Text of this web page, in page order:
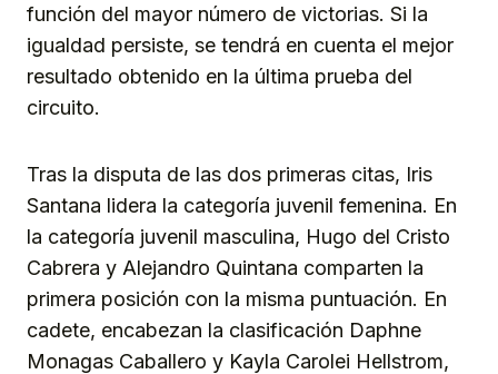
función del mayor número de victorias. Si la
igualdad persiste, se tendrá en cuenta el mejor
resultado obtenido en la última prueba del
circuito.
Tras la disputa de las dos primeras citas, Iris
Santana lidera la categoría juvenil femenina. En
la categoría juvenil masculina, Hugo del Cristo
Cabrera y Alejandro Quintana comparten la
primera posición con la misma puntuación. En
cadete, encabezan la clasificación Daphne
Monagas Caballero y Kayla Carolei Hellstrom,